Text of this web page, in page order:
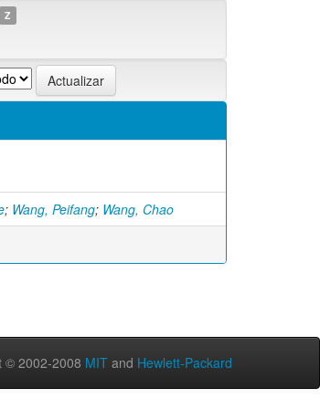
Z
; Wang, Peifang; Wang, Chao
© 2002-2008 MIT and Hewlett-Packard